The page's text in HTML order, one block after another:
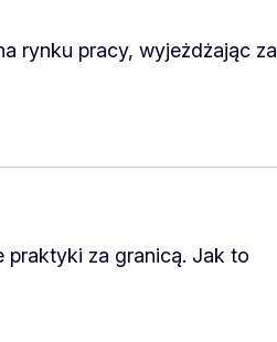
rynku pracy, wyjeżdżając za
praktyki za granicą. Jak to